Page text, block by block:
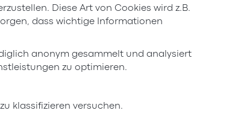
Diese Art von Cookies wird z.B.
dass wichtige Informationen
anonym gesammelt und analysiert
zu optimieren.
klassifizieren versuchen.